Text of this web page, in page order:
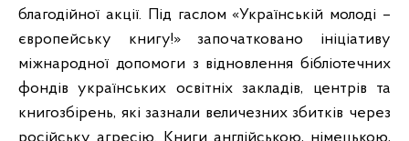
благодійної акції. Під гаслом «Українській молоді –
європейську книгу!» започатковано ініціативу
міжнародної допомоги з відновлення бібліотечних
фондів українських освітніх закладів, центрів та
книгозбірень, які зазнали величезних збитків через